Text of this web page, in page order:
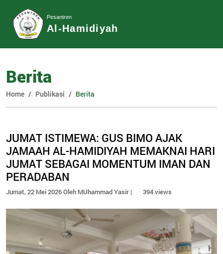
Pesantren
Al-Hamidiyah
Berita
Home Publikasi Berita
JUMAT ISTIMEWA: GUS BIMO AJAK
JAMAAH AL-HAMIDIYAH MEMAKNAI HARI
JUMAT SEBAGAI MOMENTUM IMAN DAN
PERADABAN
Jumat, 22 Mei 2026 Oleh MUhammad Yasir | 394 views